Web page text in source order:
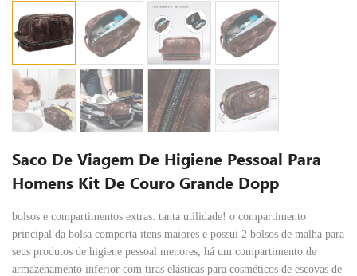
Saco De Viagem De Higiene Pessoal Para
Homens Kit De Couro Grande Dopp
bolsos e compartimentos extras: tanta utilidade! o compartimento
principal da bolsa comporta itens maiores e possui 2 bolsos de malha para
seus produtos de higiene pessoal menores, há um compartimento de
armazenamento inferior com tiras elásticas para cosméticos de escovas de